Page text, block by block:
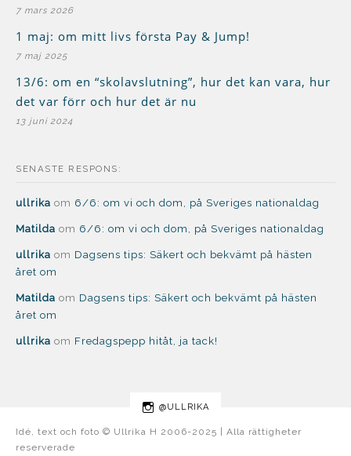
7 mars 2026
1 maj: om mitt livs första Pay & Jump!
7 maj 2025
13/6: om en “skolavslutning”, hur det kan vara, hur
det var förr och hur det är nu
13 juni 2024
SENASTE RESPONS:
ullrika om 6/6: om vi och dom, på Sveriges nationaldag
Matilda om 6/6: om vi och dom, på Sveriges nationaldag
ullrika om Dagsens tips: Säkert och bekvämt på hästen
året om
Matilda om Dagsens tips: Säkert och bekvämt på hästen
året om
ullrika om Fredagspepp hitåt, ja tack!
@ULLRIKA
Idé, text och foto © Ullrika H 2006-2025 | Alla rättigheter
reserverade